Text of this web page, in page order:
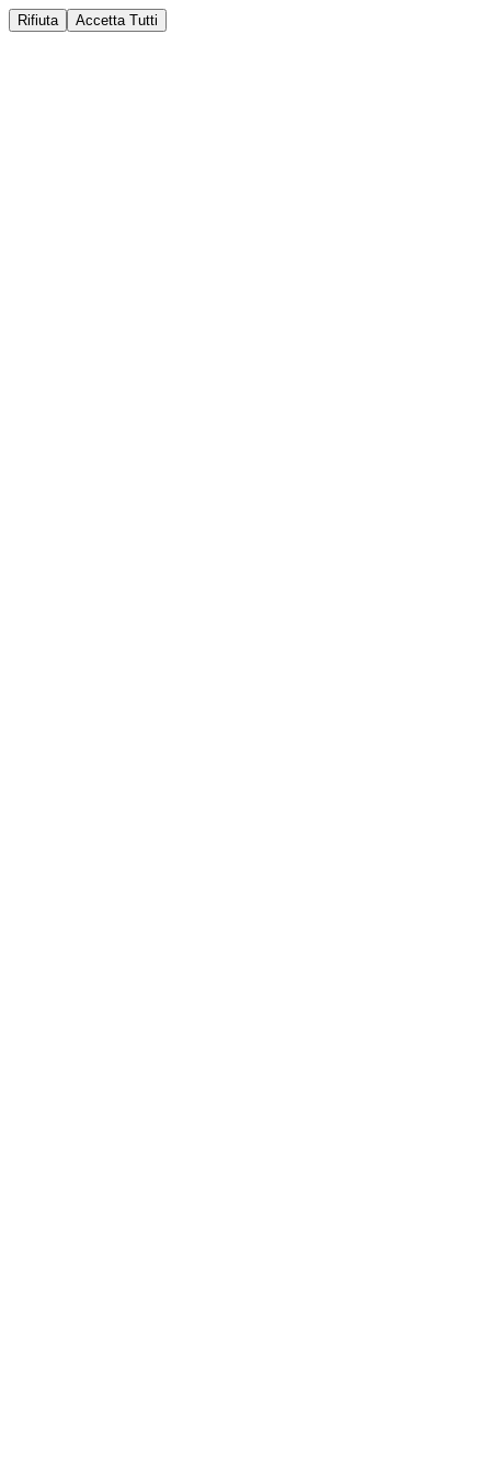
Rifiuta Accetta Tutti